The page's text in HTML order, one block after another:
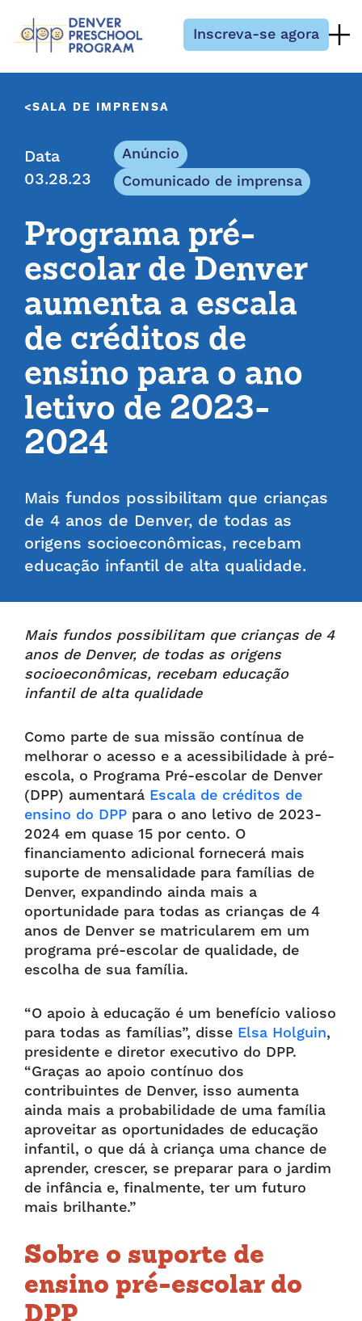
Inscreva-se agora
SALA DE IMPRENSA
Data
03.28.23
Anúncio
Comunicado de imprensa
Programa pré-
escolar de Denver
aumenta a escala
de créditos de
ensino para o ano
letivo de 2023-
2024
Mais fundos possibilitam que crianças
de 4 anos de Denver, de todas as
origens socioeconômicas, recebam
educação infantil de alta qualidade.
Mais fundos possibilitam que crianças de 4
anos de Denver, de todas as origens
socioeconômicas, recebam educação
infantil de alta qualidade
Como parte de sua missão contínua de
melhorar o acesso e a acessibilidade à pré-
escola, o Programa Pré-escolar de Denver
(DPP) aumentará Escala de créditos de
ensino do DPP para o ano letivo de 2023-
2024 em quase 15 por cento. O
financiamento adicional fornecerá mais
suporte de mensalidade para famílias de
Denver, expandindo ainda mais a
oportunidade para todas as crianças de 4
anos de Denver se matricularem em um
programa pré-escolar de qualidade, de
escolha de sua família.
“O apoio à educação é um benefício valioso
para todas as famílias”, disse Elsa Holguin,
presidente e diretor executivo do DPP.
“Graças ao apoio contínuo dos
contribuintes de Denver, isso aumenta
ainda mais a probabilidade de uma família
aproveitar as oportunidades de educação
infantil, o que dá à criança uma chance de
aprender, crescer, se preparar para o jardim
de infância e, finalmente, ter um futuro
mais brilhante.”
Sobre o suporte de
ensino pré-escolar do